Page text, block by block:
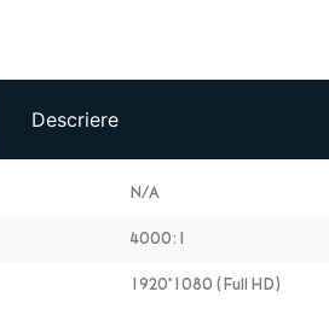
Descriere
N/A
4000:1
1920*1080 (Full HD)